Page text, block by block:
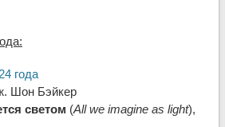
года
Шон Бэйкер
светом (All we imagine as light),